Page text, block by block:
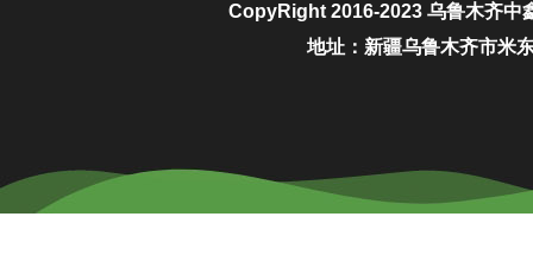
CopyRight 2016-2023 乌鲁木齐中
地址：新疆乌鲁木齐市米